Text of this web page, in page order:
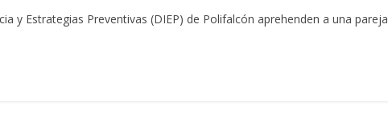
y Estrategias Preventivas (DIEP) de Polifalcón aprehenden a una pareja